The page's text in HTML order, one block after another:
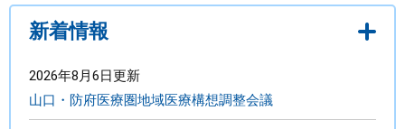
新着情報
2026年8月6日更新
山口・防府医療圏地域医療構想調整会議